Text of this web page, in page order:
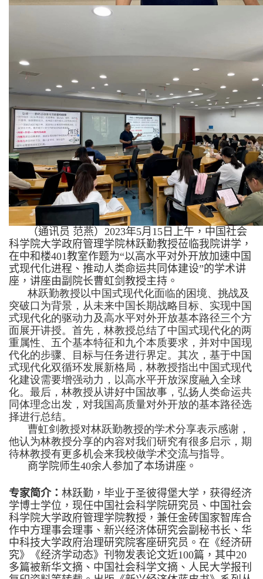
（通讯员 范燕） 2023年5月 15 日上午，中国社会
科学院大学政府管理学院林跃勤教授莅临我院讲学，
在中和楼401教室作题为“以高水平对外开放加速中国
式现代化进程、推动人类命运共同体建设”的学术讲
座，讲座由副院长曹虹剑教授主持。
林跃勤教授以中国式现代化面临的困境、挑战及
突破口为背景，从未来中国长期战略目标、实现中国
式现代化的驱动力及高水平对外开放基本路径三个方
面展开讲授。首先，林教授总结了中国式现代化的两
重属性、五个基本特征和九个本质要求，并对中国现
代化的步骤、目标与任务进行界定。其次，基于中国
式现代化双循环发展新格局，林教授指出中国式现代
化建设需要增强动力，以高水平开放深度融入全球
化。最后，林教授从讲好中国故事，弘扬人类命运共
同体理念出发，对我国高质量对外开放的基本路径选
择进行总结。
曹虹剑教授对林跃勤教授的学术分享表示感谢，
他认为林教授分享的内容对我们研究有很多启示，期
待林教授有更多机会来我校做学术交流与指导。
商学院师生40余人参加了本场讲座。
专家简介： 林跃勤，毕业于圣彼得堡大学，获得经济
学博士学位，现任中国社会科学院研究员、中国社会
科学院大学政府管理学院教授，兼任金砖国家智库合
作中方理事会理事、新兴经济体研究会副秘书长、华
中科技大学政府治理研究院客座研究员。在《经济研
究》《经济学动态》刊物发表论文近100篇，其中20
多篇被新华文摘、中国社会科学文摘、人民大学报刊